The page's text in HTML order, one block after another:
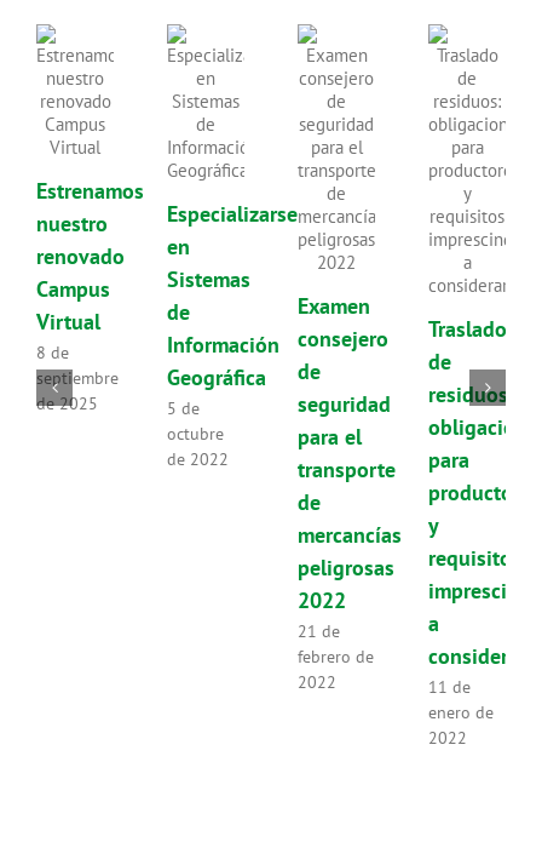
Estrenamos
nuestro
renovado
Campus
Virtual
8 de
septiembre
de 2025
Especializarse
en
Sistemas
de
Información
Geográfica
5 de
octubre
de 2022
Examen
consejero
de
seguridad
para el
transporte
de
mercancías
peligrosas
2022
21 de
febrero de
2022
Traslado
de
residuos:
para
productores
y
requisitos
a
considerar
11 de
enero de
2022